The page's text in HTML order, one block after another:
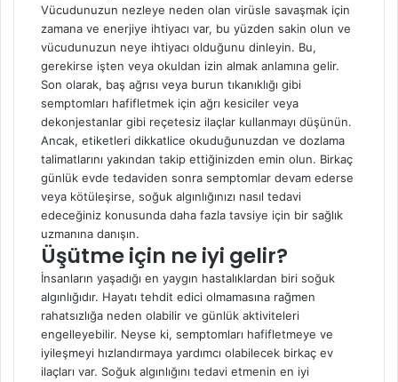
Vücudunuzun nezleye neden olan virüsle savaşmak için
zamana ve enerjiye ihtiyacı var, bu yüzden sakin olun ve
vücudunuzun neye ihtiyacı olduğunu dinleyin. Bu,
gerekirse işten veya okuldan izin almak anlamına gelir.
Son olarak, baş ağrısı veya burun tıkanıklığı gibi
semptomları hafifletmek için ağrı kesiciler veya
dekonjestanlar gibi reçetesiz ilaçlar kullanmayı düşünün.
Ancak, etiketleri dikkatlice okuduğunuzdan ve dozlama
talimatlarını yakından takip ettiğinizden emin olun. Birkaç
günlük evde tedaviden sonra semptomlar devam ederse
veya kötüleşirse, soğuk algınlığınızı nasıl tedavi
edeceğiniz konusunda daha fazla tavsiye için bir sağlık
uzmanına danışın.
Üşütme için ne iyi gelir?
İnsanların yaşadığı en yaygın hastalıklardan biri soğuk
algınlığıdır. Hayatı tehdit edici olmamasına rağmen
rahatsızlığa neden olabilir ve günlük aktiviteleri
engelleyebilir. Neyse ki, semptomları hafifletmeye ve
iyileşmeyi hızlandırmaya yardımcı olabilecek birkaç ev
ilaçları var. Soğuk algınlığını tedavi etmenin en iyi